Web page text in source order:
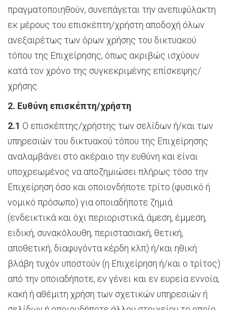
πραγματοποιηθούν, συνεπάγεται την ανεπιφύλακτη
εκ μέρους του επισκέπτη/χρήστη αποδοχή όλων
ανεξαιρέτως των όρων χρήσης του δικτυακού
τόπου της Επιχείρησης, όπως ακριβώς ισχύουν
κατά τον χρόνο της συγκεκριμένης επίσκεψης/
χρήσης.
2. Ευθύνη επισκέπτη/χρήστη
2.1 Ο επισκέπτης/χρήστης των σελίδων ή/και των
υπηρεσιών του δικτυακού τόπου της Επιχείρησης
αναλαμβάνει στο ακέραιο την ευθύνη και είναι
υποχρεωμένος να αποζημιώσει πλήρως τόσο την
Επιχείρηση όσο και οποιονδήποτε τρίτο (φυσικό ή
νομικό πρόσωπο) για οποιαδήποτε ζημιά
(ενδεικτικά και όχι περιοριστικά, άμεση, έμμεση,
ειδική, συνακόλουθη, περιστασιακή, θετική,
αποθετική, διαφυγόντα κέρδη κλπ) ή/και ηθική
βλάβη τυχόν υποστούν (η Επιχείρηση ή/και ο τρίτος)
από την οποιαδήποτε, εν γένει και εν ευρεία εννοία,
κακή ή αθέμιτη χρήση των σχετικών υπηρεσιών ή